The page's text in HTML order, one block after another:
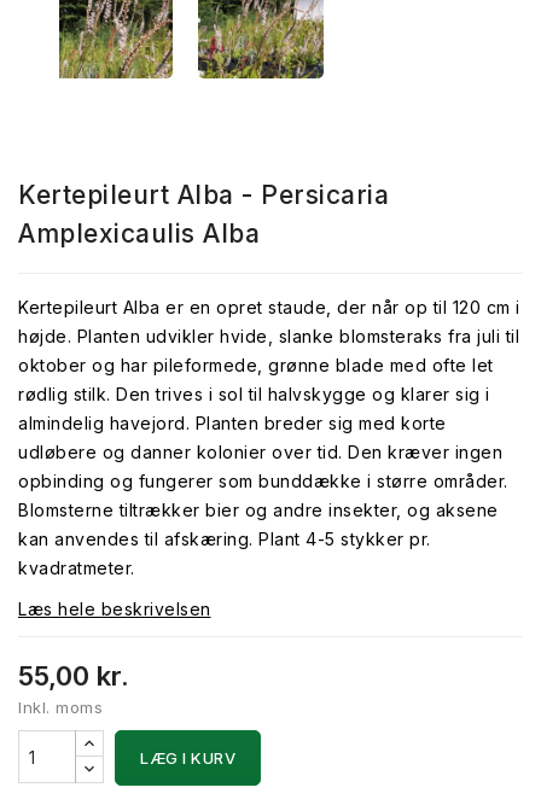
Kertepileurt Alba - Persicaria
Amplexicaulis Alba
Kertepileurt Alba er en opret staude, der når op til 120 cm i
højde. Planten udvikler hvide, slanke blomsteraks fra juli til
oktober og har pileformede, grønne blade med ofte let
rødlig stilk. Den trives i sol til halvskygge og klarer sig i
almindelig havejord. Planten breder sig med korte
udløbere og danner kolonier over tid. Den kræver ingen
opbinding og fungerer som bunddække i større områder.
Blomsterne tiltrækker bier og andre insekter, og aksene
kan anvendes til afskæring. Plant 4-5 stykker pr.
kvadratmeter.
Læs hele beskrivelsen
55,00 kr.
Inkl. moms
LÆG I KURV